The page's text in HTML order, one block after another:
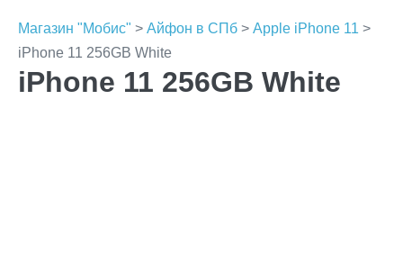
Магазин "Мобис" > Айфон в СПб > Apple iPhone 11 >
iPhone 11 256GB White
iPhone 11 256GB White